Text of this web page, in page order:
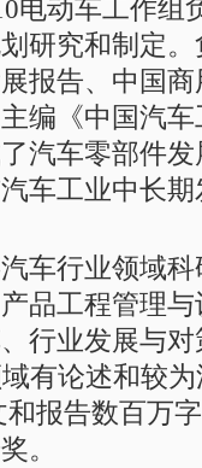
电动车工作组
研究和制定
报告、中国
编《中国汽
汽车零部件
车工业中长
行业领域科
品工程管理
行业发展与
有论述和较
报告数百万
奖。